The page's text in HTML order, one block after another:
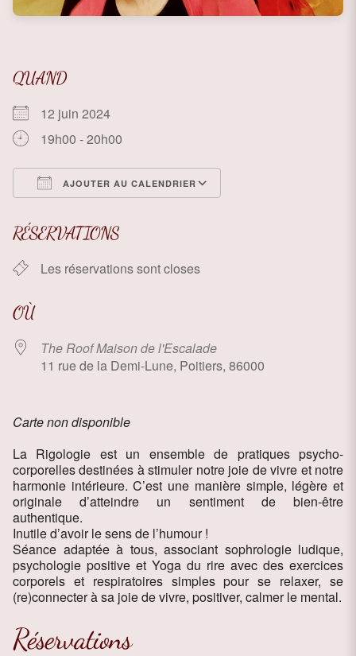
QUAND
12 juin 2024
19h00 - 20h00
AJOUTER AU CALENDRIER
RÉSERVATIONS
Les réservations sont closes
OÙ
The Roof Maison de l'Escalade
11 rue de la Demi-Lune, Poitiers, 86000
Carte non disponible
La Rigologie est un ensemble de pratiques psycho-
corporelles destinées à stimuler notre joie de vivre et notre
harmonie intérieure. C’est une manière simple, légère et
originale d’atteindre un sentiment de bien-être
authentique.
Inutile d’avoir le sens de l’humour !
Séance adaptée à tous, associant sophrologie ludique,
psychologie positive et Yoga du rire avec des exercices
corporels et respiratoires simples pour se relaxer, se
(re)connecter à sa joie de vivre, positiver, calmer le mental.
Réservations